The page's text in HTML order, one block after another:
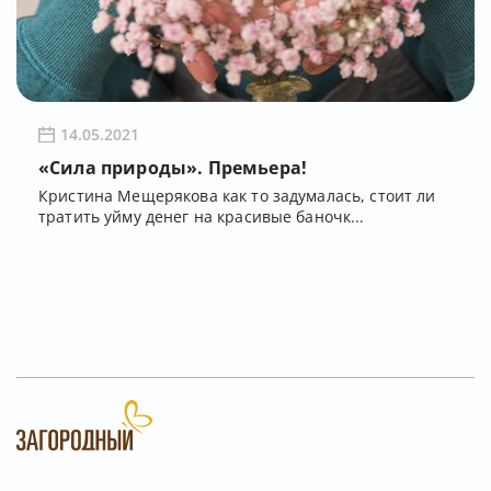
14.05.2021
«Сила природы». Премьера!
Кристина Мещерякова как то задумалась, стоит ли
тратить уйму денег на красивые баночк...